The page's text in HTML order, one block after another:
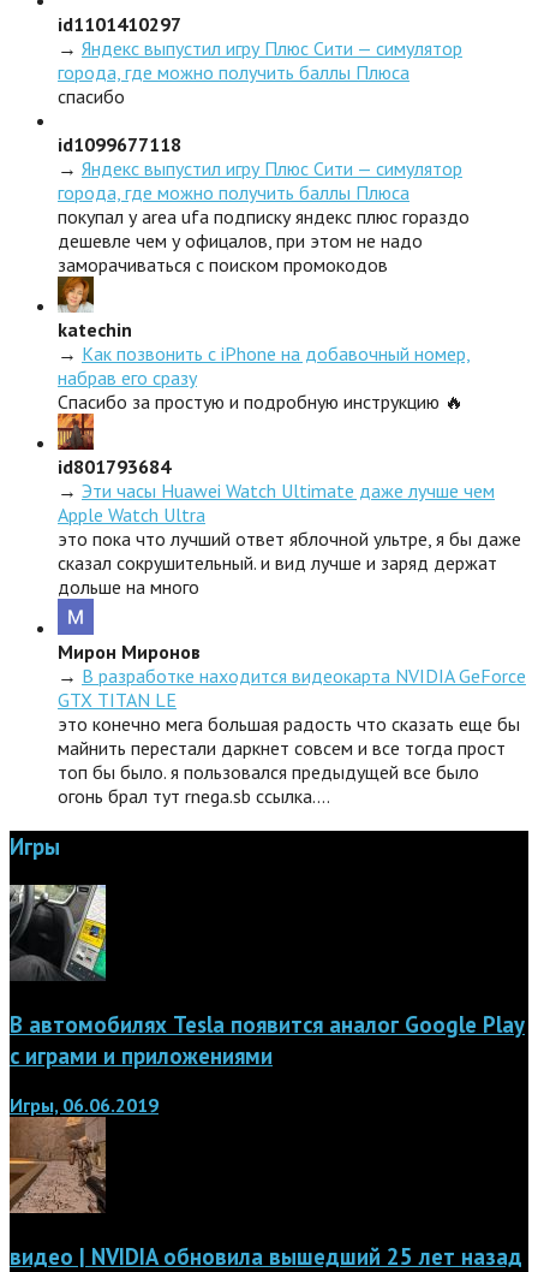
id1101410297
→ Яндекс выпустил игру Плюс Сити — симулятор
города, где можно получить баллы Плюса
спасибо
id1099677118
→ Яндекс выпустил игру Плюс Сити — симулятор
города, где можно получить баллы Плюса
покупал у area ufa подписку яндекс плюс гораздо
дешевле чем у офицалов, при этом не надо
заморачиваться с поиском промокодов
katechin
→ Как позвонить с iPhone на добавочный номер,
набрав его сразу
Спасибо за простую и подробную инструкцию 🔥
id801793684
→ Эти часы Huawei Watch Ultimate даже лучше чем
Apple Watch Ultra
это пока что лучший ответ яблочной ультре, я бы даже
сказал сокрушительный. и вид лучше и заряд держат
дольше на много
Мирон Миронов
→ В разработке находится видеокарта NVIDIA GeForce
GTX TITAN LE
это конечно мега большая радость что сказать еще бы
майнить перестали даркнет совсем и все тогда прост
топ бы было. я пользовался предыдущей все было
огонь брал тут rnega.sb ссылка.…
Игры
В автомобилях Tesla появится аналог Google Play
с играми и приложениями
Игры, 06.06.2019
видео | NVIDIA обновила вышедший 25 лет назад